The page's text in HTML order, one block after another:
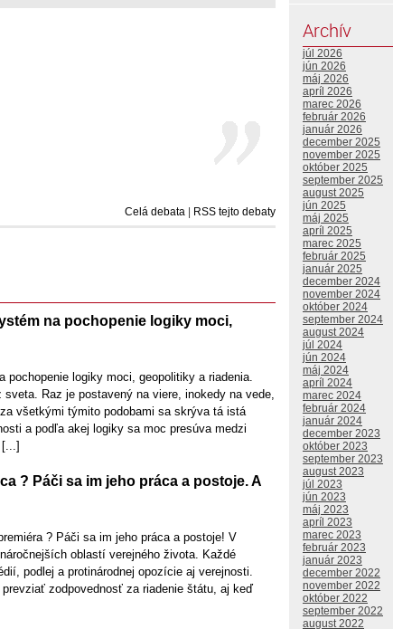
Celá debata | RSS tejto debaty
na pochopenie logiky moci,
pochopenie logiky moci, geopolitiky a riadenia.
Raz je postavený na viere, inokedy na vede,
všetkými týmito podobami sa skrýva tá istá
a podľa akej logiky sa moc presúva medzi
[...]
? Páči sa im jeho práca a postoje. A
? Páči sa im jeho práca a postoje! V
oblastí verejného života. Každé
podlej a protinárodnej opozície aj verejnosti.
zodpovednosť za riadenie štátu, aj keď
Archív
júl 2026
jún 2026
máj 2026
apríl 2026
marec 2026
február 2026
január 2026
december 2025
november 2025
október 2025
september 2025
august 2025
jún 2025
máj 2025
apríl 2025
marec 2025
február 2025
január 2025
december 2024
november 2024
október 2024
september 2024
august 2024
júl 2024
jún 2024
máj 2024
apríl 2024
marec 2024
február 2024
január 2024
december 2023
október 2023
september 2023
august 2023
júl 2023
jún 2023
máj 2023
apríl 2023
marec 2023
február 2023
január 2023
december 2022
november 2022
október 2022
september 2022
august 2022